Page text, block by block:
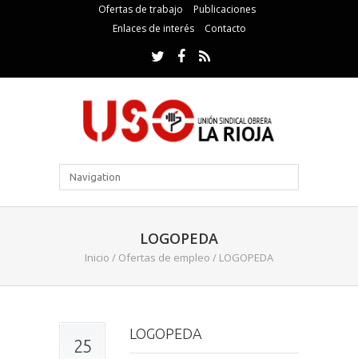
Ofertas de trabajo
Publicaciones
Enlaces de interés
Contacto
LOGOPEDA
Inicio / Ofertas de empleo / LOGOPEDA
25
LOGOPEDA